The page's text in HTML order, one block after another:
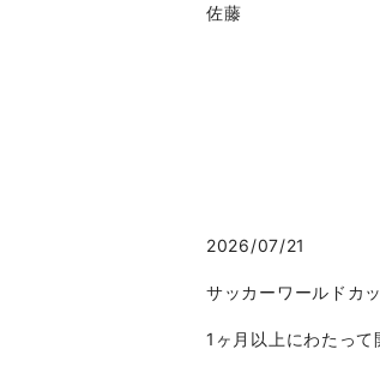
佐藤
2026/07/21
サッカーワールドカ
1ヶ月以上にわたって